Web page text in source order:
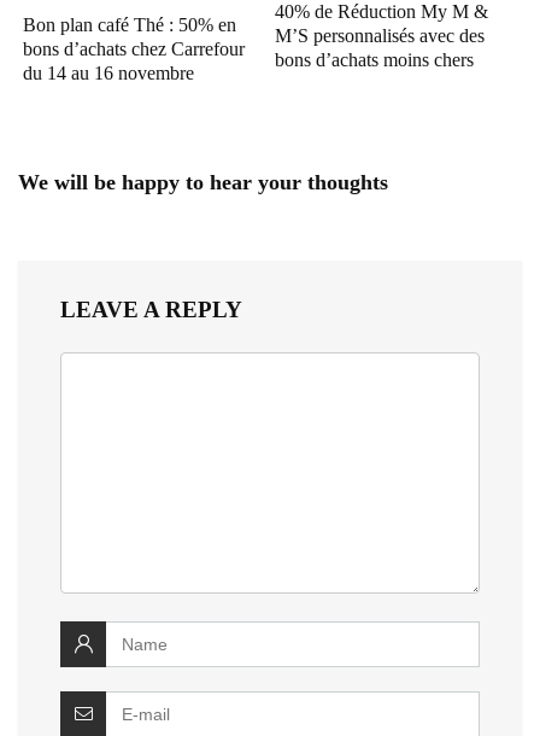
Bon plan café Thé : 50% en
bons d’achats chez Carrefour
du 14 au 16 novembre
40% de Réduction My M &
M’S personnalisés avec des
bons d’achats moins chers
We will be happy to hear your thoughts
LEAVE A REPLY